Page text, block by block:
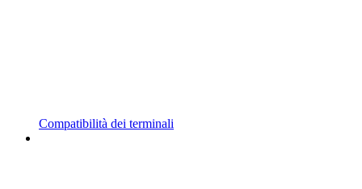
Compatibilità dei terminali